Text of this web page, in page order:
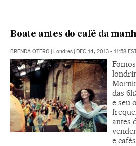
Boate antes do café da
BRENDA OTERO | Londres | DEC 14, 2013 - 11:58
das
e seu
antes
e cafés